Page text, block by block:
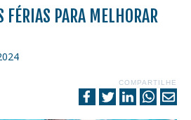
FÉRIAS PARA MELHORAR
COMPARTILHE